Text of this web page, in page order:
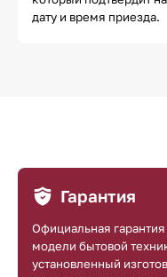
дату и время приезда.
Гарантия
Официальная
модели бытовой
установленный